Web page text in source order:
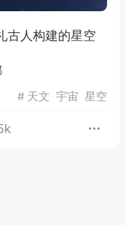
瘟膏】
衰：女性
古人构建的星空
# 天文 宇宙 星空